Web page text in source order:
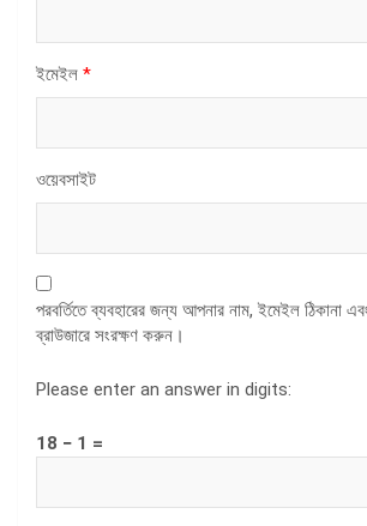
ইমেইল *
ওয়েবসাইট
পরবর্তিতে ব্যবহারের জন্য আপনার নাম, ইমেইল ঠিকানা
ব্রাউজারে সংরক্ষণ করুন।
Please enter an answer in digits:
18 − 1 =